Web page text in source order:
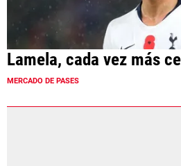
Lamela, cada vez más
MERCADO DE PASES